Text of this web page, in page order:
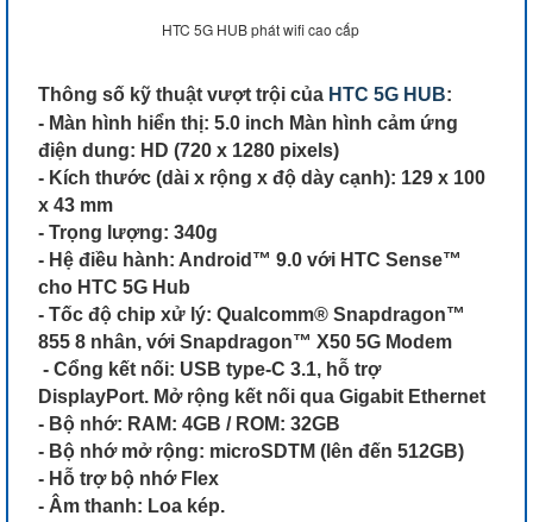
HTC 5G HUB phát wifi cao cấp
Thông số kỹ thuật vượt trội của HTC 5G HUB:
- Màn hình hiển thị: 5.0 inch Màn hình cảm ứng
điện dung: HD (720 x 1280 pixels)
- Kích thước (dài x rộng x độ dày cạnh): 129 x 100
x 43 mm
- Trọng lượng: 340g
- Hệ điều hành: Android™ 9.0 với HTC Sense™
cho HTC 5G Hub
- Tốc độ chip xử lý: Qualcomm® Snapdragon™
855 8 nhân, với Snapdragon™ X50 5G Modem
- Cổng kết nối: USB type-C 3.1, hỗ trợ
DisplayPort. Mở rộng kết nối qua Gigabit Ethernet
- Bộ nhớ: RAM: 4GB / ROM: 32GB
- Bộ nhớ mở rộng: microSDTM (lên đến 512GB)
- Hỗ trợ bộ nhớ Flex
- Âm thanh: Loa kép.